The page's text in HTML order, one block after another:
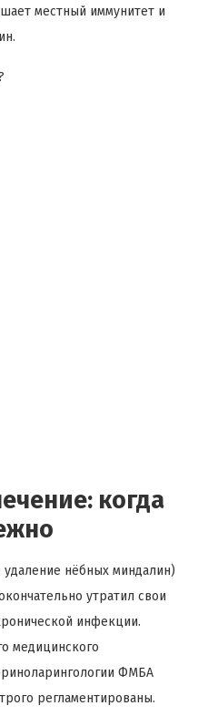
местный иммунитет и
когда
удаление нёбных миндалин)
утратил свои
инфекции.
медицинского
ФМБА
регламентированы.